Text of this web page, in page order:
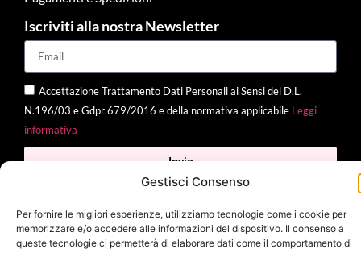
Gestisci Consenso
Per fornire le migliori esperienze, utilizziamo tecnologie come i cookie per
memorizzare e/o accedere alle informazioni del dispositivo. Il consenso a
queste tecnologie ci permetterà di elaborare dati come il comportamento di
Iscriviti alla nostra Newsletter
Accettazione Trattamento Dati Personali ai Sensi del D.L.
N.196/03 e Gdpr 679/2016 e della normativa applicabile Leggi
informativa
Invia
2025 Delì |Privacy Policy|Cookie Policy| Made with byJenny